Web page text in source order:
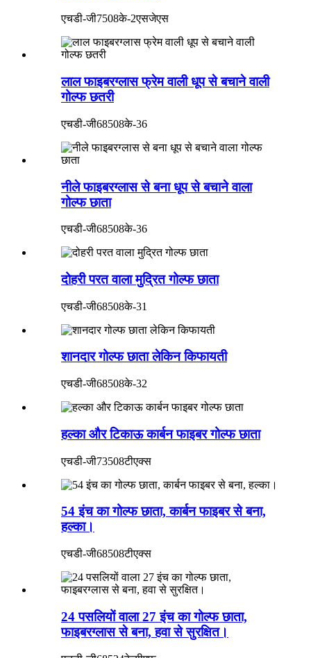
एचडी-जी7508के-2एसजेएस
लाल फाइबरग्लास फ्रेम वाली धूप से बचाने वाली
गोल्फ छतरी
एचडी-जी68508के-36
नीले फाइबरग्लास से बना धूप से बचाने वाला
गोल्फ छाता
एचडी-जी68508के-36
दोहरी परत वाला मुद्रित गोल्फ छाता
एचडी-जी68508के-31
शानदार गोल्फ छाता लेकिन किफायती
एचडी-जी68508के-32
हल्का और टिकाऊ कार्बन फाइबर गोल्फ छाता
एचडी-जी73508टीएक्स
54 इंच का गोल्फ छाता, कार्बन फाइबर से बना,
हल्का।
एचडी-जी68508टीएक्स
24 पसलियों वाला 27 इंच का गोल्फ छाता,
फाइबरग्लास से बना, हवा से सुरक्षित।